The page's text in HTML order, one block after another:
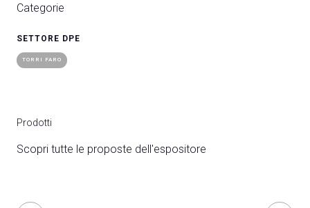
Categorie
SETTORE DPE
TORRI FARO
Prodotti
Scopri tutte le proposte dell'espositore